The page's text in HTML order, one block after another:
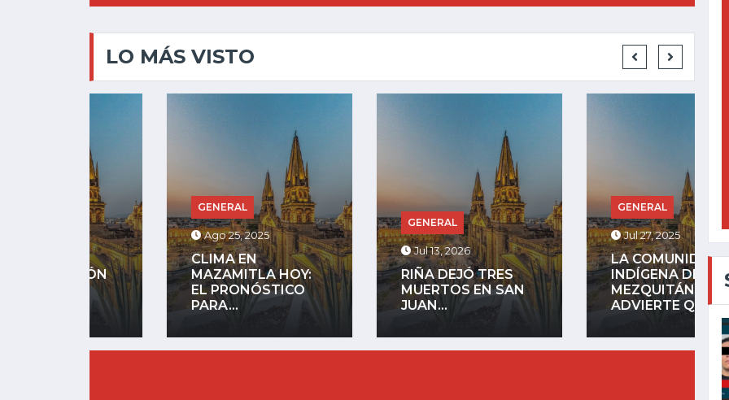
LO MÁS VISTO
GENERAL
Ago 25, 2025
CLIMA EN
MAZAMITLA HOY:
EL PRONÓSTICO
PARA...
GENERAL
Jul 13, 2026
RIÑA DEJÓ TRES
MUERTOS EN SAN
JUAN...
GENERAL
Jul 27, 2025
LA COMUNIDAD
INDÍGENA DE
MEZQUITÁN
ADVIERTE QUE...